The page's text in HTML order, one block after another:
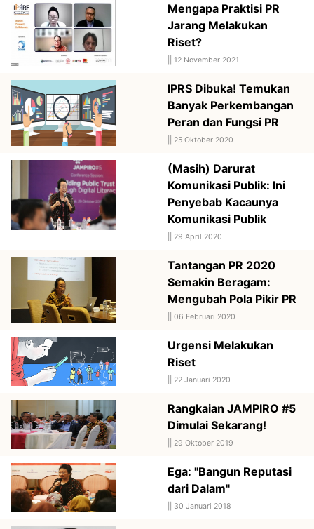
Mengapa Praktisi PR
Jarang Melakukan
Riset?
12 November 2021
IPRS Dibuka! Temukan
Banyak Perkembangan
Peran dan Fungsi PR
25 Oktober 2020
(Masih) Darurat
Komunikasi Publik: Ini
Penyebab Kacaunya
Komunikasi Publik
29 April 2020
Tantangan PR 2020
Semakin Beragam:
Mengubah Pola Pikir PR
06 Februari 2020
Urgensi Melakukan
Riset
22 Januari 2020
Rangkaian JAMPIRO #5
Dimulai Sekarang!
29 Oktober 2019
Ega: "Bangun Reputasi
dari Dalam"
30 Januari 2018